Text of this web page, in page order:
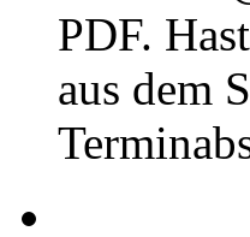
PDF.
aus dem